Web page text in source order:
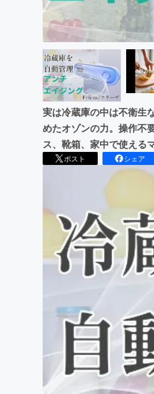
実は冷蔵庫の中は不衛生
めたオゾンの力。操作不
ス、靴箱、家中で使える
ポスト シェア